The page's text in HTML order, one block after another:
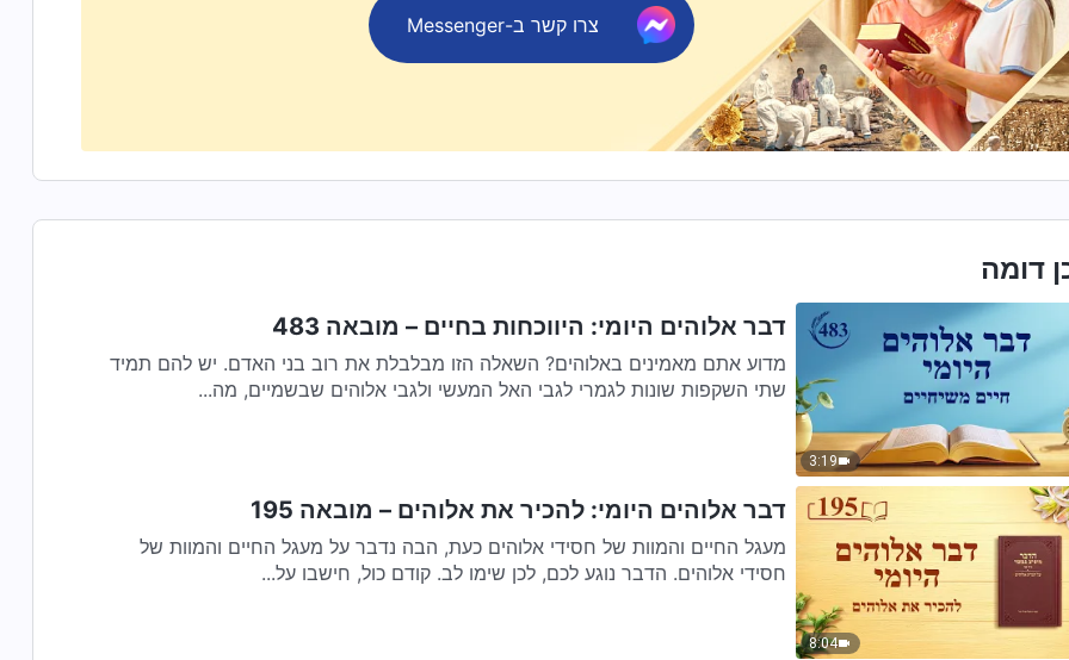
צרו קשר ב-Messenger
דומה
3:19
דבר אלוהים היומי: היווכחות בחיים – מובאה 483
מדוע אתם מאמינים באלוהים? השאלה הזו מבלבלת את רוב בני האדם. יש להם תמיד
שתי השקפות שונות לגמרי לגבי האל המעשי ולגבי אלוהים שבשמיים, מה...
8:04
דבר אלוהים היומי: להכיר את אלוהים – מובאה 195
מעגל החיים והמוות של חסידי אלוהים כעת, הבה נדבר על מעגל החיים והמוות של
חסידי אלוהים. הדבר נוגע לכם, לכן שימו לב. קודם כול, חישבו על...